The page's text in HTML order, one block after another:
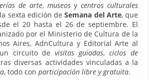
de arte, museosycentros culturales
sexta edición deSemana del Arte, que
el 20 hasta el 26 de septiembre. El
por el Ministerio de Cultura de la
Aires, AdnCultura y Editorial Arte al
circuito devisitas guiadas,ciclos de
diversas actividades vinculadas a la
, todo con participación libre y gratuita.